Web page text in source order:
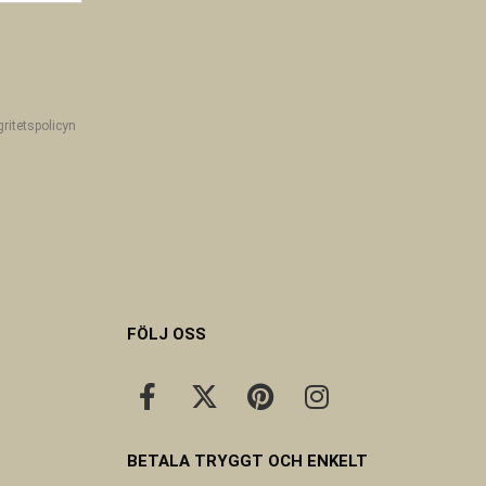
FÖLJ OSS
BETALA TRYGGT OCH ENKELT